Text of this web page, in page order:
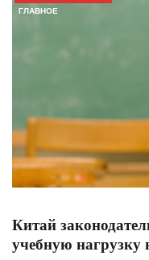
ГЛАВНОЕ
Китай
учебную